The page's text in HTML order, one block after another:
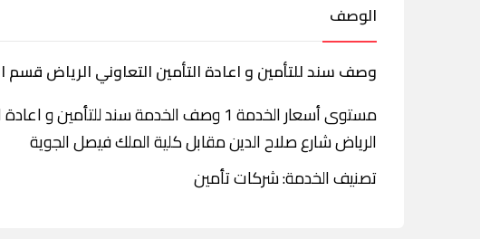
الوصف
وصف سند للتأمين و اعادة التأمين التعاوني الرياض قسم
مستوى أسعار الخدمة 1 وصف الخدمة سند
الرياض شارع صلاح الدين مقابل كلية الملك فيصل الجوية
تصنيف الخدمة: شركات تأمين